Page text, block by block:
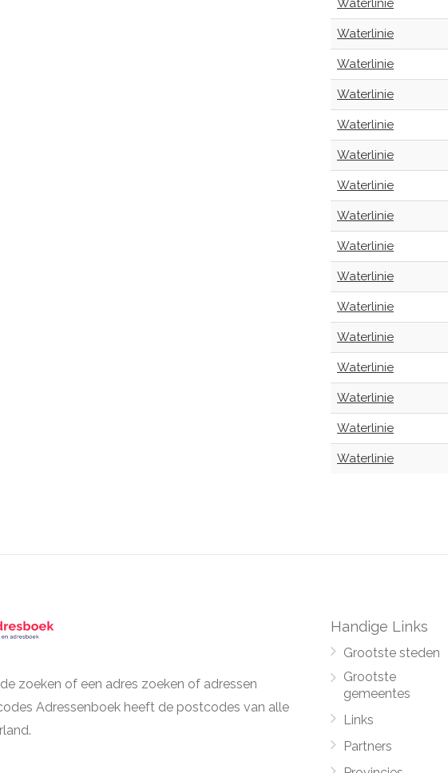
Waterlinie
Waterlinie
Waterlinie
Waterlinie
Waterlinie
Waterlinie
Waterlinie
Waterlinie
Waterlinie
Waterlinie
Waterlinie
Waterlinie
Waterlinie
Waterlinie
Waterlinie
Waterlinie
zoeken of een adres zoeken of adressen
Adressenboek heeft de postcodes van alle
Handige Links
Grootste steden
Grootste
gemeentes
Links
Partners